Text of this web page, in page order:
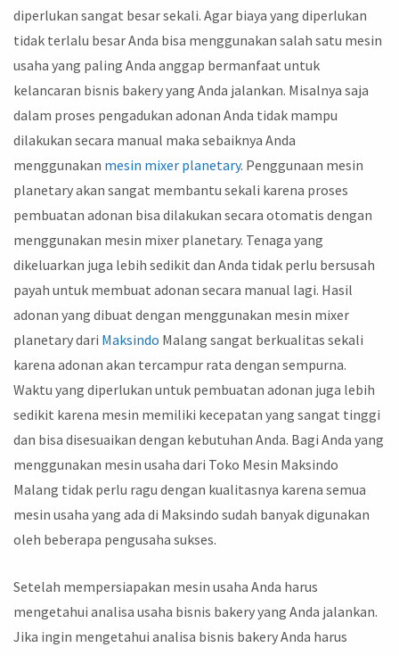
diperlukan sangat besar sekali. Agar biaya yang diperlukan
tidak terlalu besar Anda bisa menggunakan salah satu mesin
usaha yang paling Anda anggap bermanfaat untuk
kelancaran bisnis bakery yang Anda jalankan. Misalnya saja
dalam proses pengadukan adonan Anda tidak mampu
dilakukan secara manual maka sebaiknya Anda
menggunakan mesin mixer planetary. Penggunaan mesin
planetary akan sangat membantu sekali karena proses
pembuatan adonan bisa dilakukan secara otomatis dengan
menggunakan mesin mixer planetary. Tenaga yang
dikeluarkan juga lebih sedikit dan Anda tidak perlu bersusah
payah untuk membuat adonan secara manual lagi. Hasil
adonan yang dibuat dengan menggunakan mesin mixer
planetary dari Maksindo Malang sangat berkualitas sekali
karena adonan akan tercampur rata dengan sempurna.
Waktu yang diperlukan untuk pembuatan adonan juga lebih
sedikit karena mesin memiliki kecepatan yang sangat tinggi
dan bisa disesuaikan dengan kebutuhan Anda. Bagi Anda yang
menggunakan mesin usaha dari Toko Mesin Maksindo
Malang tidak perlu ragu dengan kualitasnya karena semua
mesin usaha yang ada di Maksindo sudah banyak digunakan
oleh beberapa pengusaha sukses.
Setelah mempersiapakan mesin usaha Anda harus
mengetahui analisa usaha bisnis bakery yang Anda jalankan.
Jika ingin mengetahui analisa bisnis bakery Anda harus